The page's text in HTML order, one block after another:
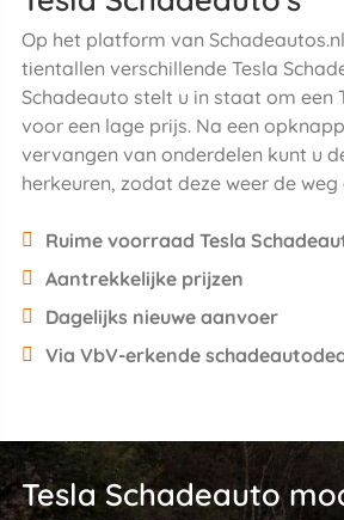
Op het platform van
tientallen verschillende Tesla
Schadeauto stelt u in staat om een
voor een lage prijs. Na een
vervangen van onderdelen kunt u
herkeuren, zodat deze weer de weg
Ruime voorraad Tesla
Aantrekkelijke prijzen
Dagelijks nieuwe aanvoer
Via VbV-erkende
Tesla Schadeauto